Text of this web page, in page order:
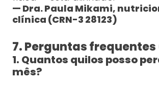
— Dra. Paula Mikami,
clínica (CRN-3 28123)
7. Perguntas frequentes
1. Quantos quilos posso
mês?